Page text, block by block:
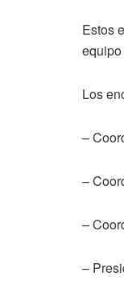
Estos
Los
–
–
–
–